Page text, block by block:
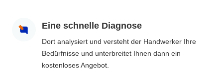
Eine schnelle Diagnose
Dort analysiert und versteht der Handwerker Ihre
Bedürfnisse und unterbreitet Ihnen dann ein
kostenloses Angebot.